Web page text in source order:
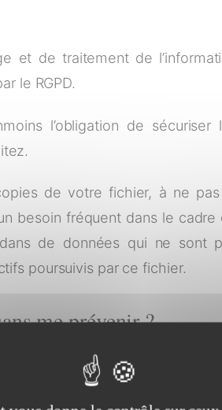
et de traitement de
le RGPD.
l’obligation de sécuriser
de votre fichier, à ne
besoin fréquent dans le cadre
de données qui ne sont
poursuivis par ce fichier.
me prévenir ?
à sa disposition, ainsi que